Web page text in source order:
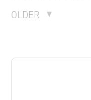
OLDER